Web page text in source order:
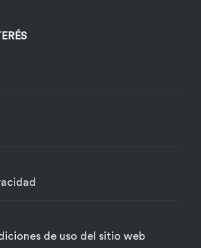
de uso del sitio web